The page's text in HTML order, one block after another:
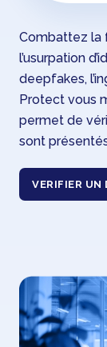
Combattez la
l’usurpation
deepfakes,
Protect vous
permet de
sont
VERIFIER